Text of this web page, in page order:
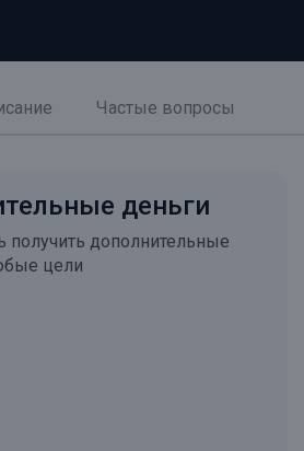
Частые вопросы
деньги
получить дополнительные
цели